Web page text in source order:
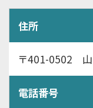
住所
〒401-0502 山
電話番号